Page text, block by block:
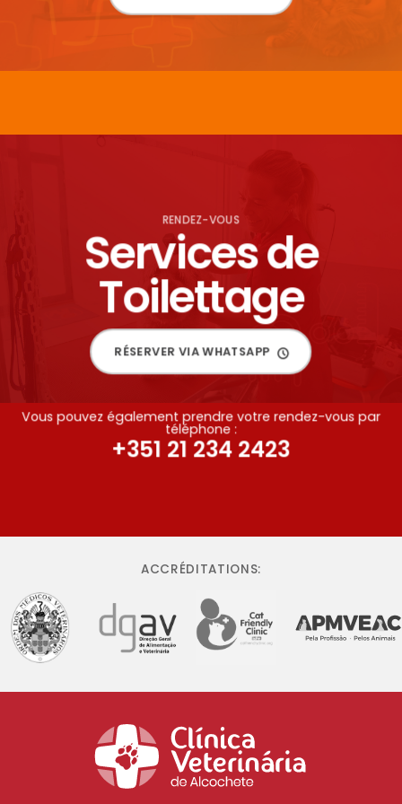
RENDEZ-VOUS
Services de
Toilettage
RÉSERVER VIA WHATSAPP
Vous pouvez également prendre votre rendez-vous par
téléphone :
+351 21 234 2423
ACCRÉDITATIONS: